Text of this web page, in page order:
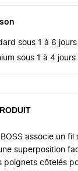
sous 1 à 6
sous 1 à 4
associe un
superposition
poignets côtelés